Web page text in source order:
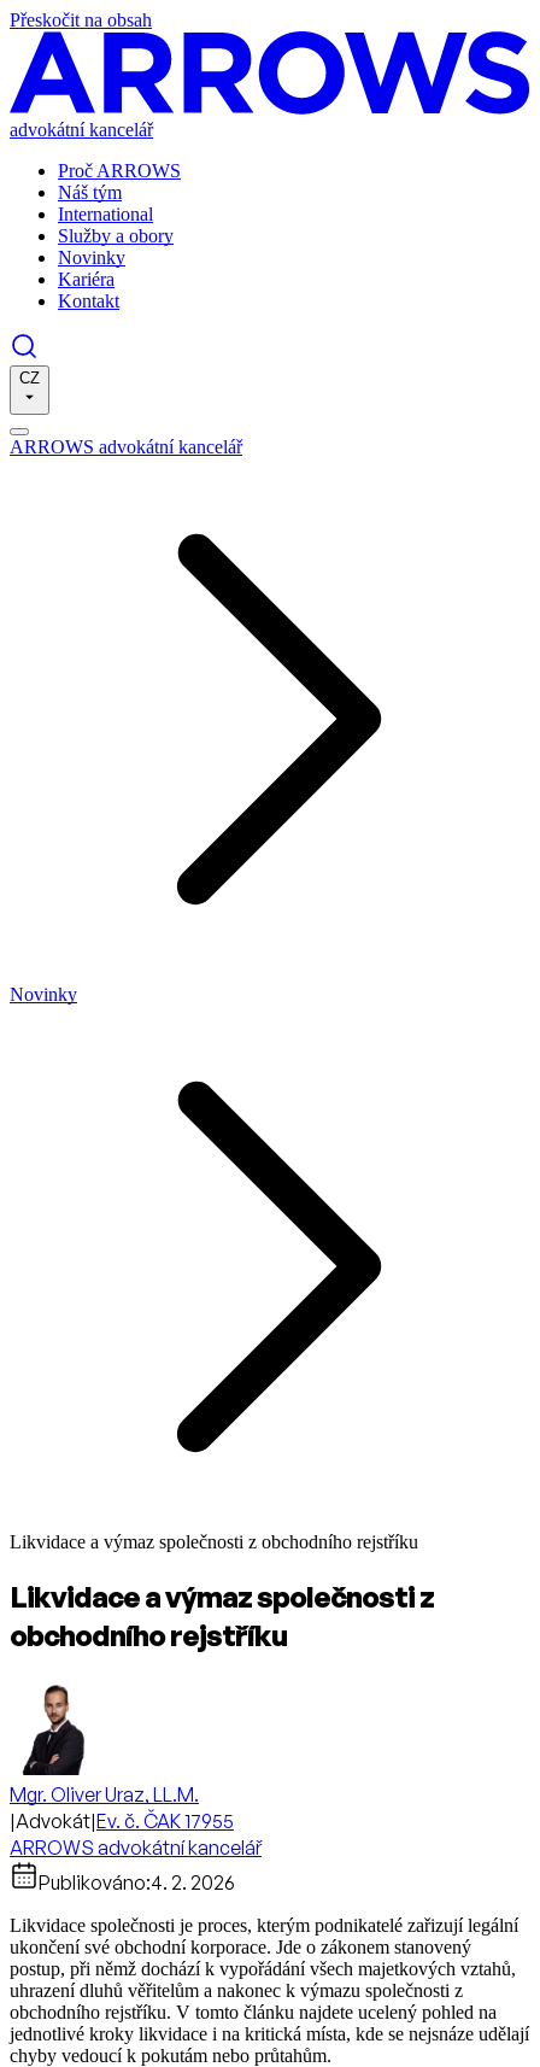
Přeskočit na obsah
advokátní kancelář
Proč ARROWS
Náš tým
International
Služby a obory
Novinky
Kariéra
Kontakt
CZ
ARROWS advokátní kancelář
Novinky
Likvidace a výmaz společnosti z obchodního rejstříku
Likvidace a výmaz společnosti z
obchodního rejstříku
Mgr. Oliver Uraz, LL.M.
|Advokát|Ev. č. ČAK 17955
ARROWS advokátní kancelář
Publikováno:4. 2. 2026
Likvidace společnosti je proces, kterým podnikatelé zařizují legální
ukončení své obchodní korporace. Jde o zákonem stanovený
postup, při němž dochází k vypořádání všech majetkových vztahů,
uhrazení dluhů věřitelům a nakonec k výmazu společnosti z
obchodního rejstříku. V tomto článku najdete ucelený pohled na
jednotlivé kroky likvidace i na kritická místa, kde se nejsnáze udělají
chyby vedoucí k pokutám nebo průtahům.​